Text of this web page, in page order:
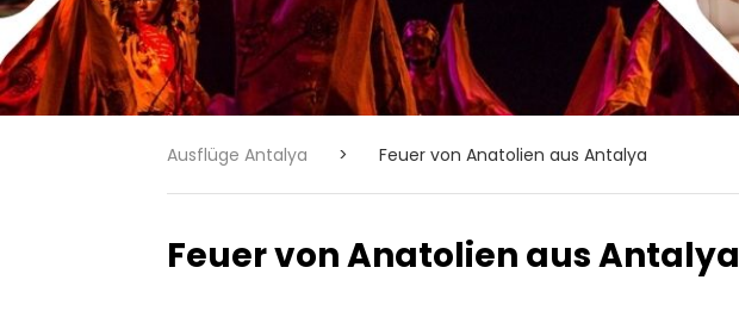
Ausflüge Antalya > Feuer von Anatolien aus Antalya
Feuer von Anatolien aus Antalya